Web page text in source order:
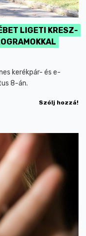
LIGETI KRESZ-
kerékpár- és e-
8-án.
Szólj hozzá!